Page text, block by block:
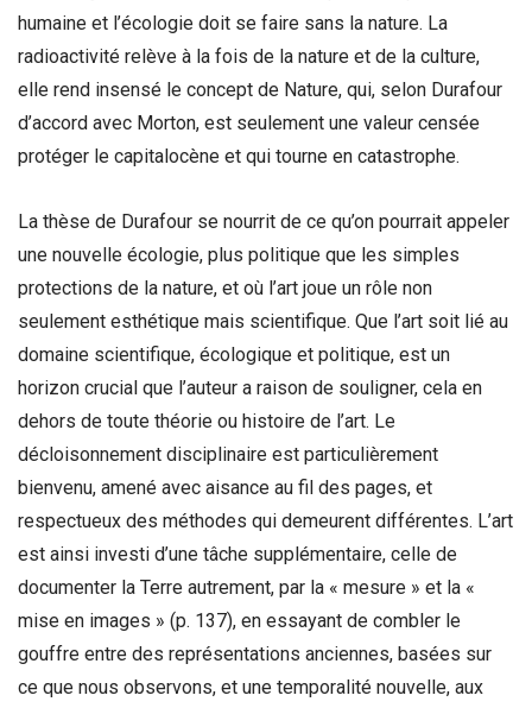
humaine et l’écologie doit se faire sans la nature. La
radioactivité relève à la fois de la nature et de la culture,
elle rend insensé le concept de Nature, qui, selon Durafour
d’accord avec Morton, est seulement une valeur censée
protéger le capitalocène et qui tourne en catastrophe.
La thèse de Durafour se nourrit de ce qu’on pourrait appeler
une nouvelle écologie, plus politique que les simples
protections de la nature, et où l’art joue un rôle non
seulement esthétique mais scientifique. Que l’art soit lié au
domaine scientifique, écologique et politique, est un
horizon crucial que l’auteur a raison de souligner, cela en
dehors de toute théorie ou histoire de l’art. Le
décloisonnement disciplinaire est particulièrement
bienvenu, amené avec aisance au fil des pages, et
respectueux des méthodes qui demeurent différentes. L’art
est ainsi investi d’une tâche supplémentaire, celle de
documenter la Terre autrement, par la « mesure » et la «
mise en images » (p. 137), en essayant de combler le
gouffre entre des représentations anciennes, basées sur
ce que nous observons, et une temporalité nouvelle, aux